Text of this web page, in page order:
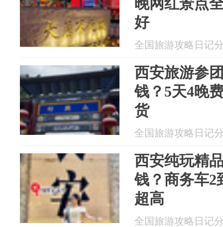
好
全国旅游攻略日记
西安旅游参
钱？5天4晚
货
全国旅游攻略日记
西安纯玩精
钱？商务车2
超高
全国旅游攻略日记